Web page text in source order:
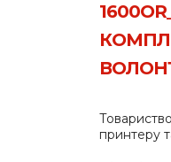
принтеру